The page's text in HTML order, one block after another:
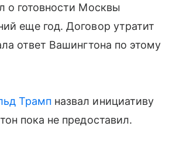
о готовности Москвы
еще год. Договор утратит
ответ Вашингтона по этому
Трамп назвал инициативу
пока не предоставил.